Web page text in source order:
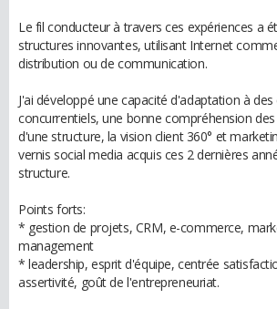
Le fil conducteur à travers ces expériences a
structures innovantes, utilisant Internet
distribution ou de communication.
J'ai développé une capacité d'adaptation à
concurrentiels, une bonne compréhension
d'une structure, la vision client 360° et
vernis social media acquis ces 2 dernières
structure.
Points forts:
* gestion de projets, CRM, e-commerce,
management
* leadership, esprit d'équipe, centrée
assertivité, goût de l'entrepreneuriat.